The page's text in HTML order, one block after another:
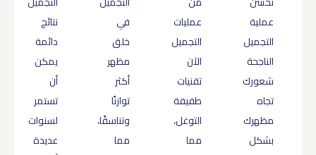
عملية
التجميل
الناجحة
شعورك
تجاه
مظهرك
بشكل
عمليات
التجميل
الآن
تقنيات
طفيفة
التوغل،
مما
في
خلق
مظهر
أكثر
توازنًا
وتناسقًا،
مما
نتائج
دائمة
يمكن
أن
تستمر
لسنوات
عديدة